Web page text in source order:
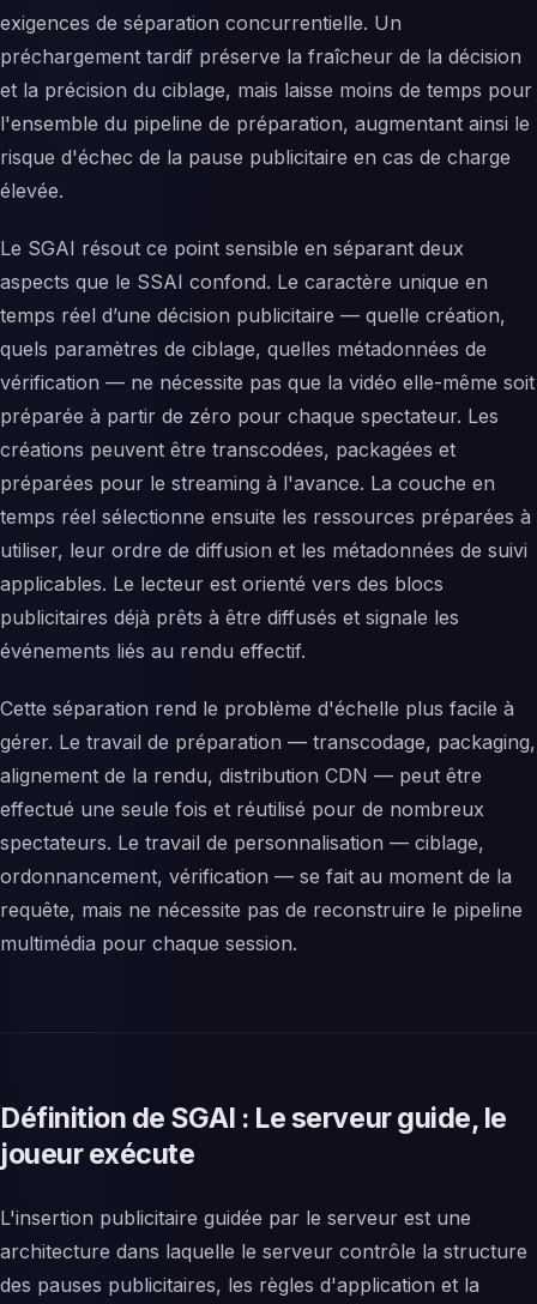
exigences de séparation concurrentielle. Un
préchargement tardif préserve la fraîcheur de la décision
et la précision du ciblage, mais laisse moins de temps pour
l'ensemble du pipeline de préparation, augmentant ainsi le
risque d'échec de la pause publicitaire en cas de charge
élevée.
Le SGAI résout ce point sensible en séparant deux
aspects que le SSAI confond. Le caractère unique en
temps réel d’une décision publicitaire — quelle création,
quels paramètres de ciblage, quelles métadonnées de
vérification — ne nécessite pas que la vidéo elle-même soit
préparée à partir de zéro pour chaque spectateur. Les
créations peuvent être transcodées, packagées et
préparées pour le streaming à l'avance. La couche en
temps réel sélectionne ensuite les ressources préparées à
utiliser, leur ordre de diffusion et les métadonnées de suivi
applicables. Le lecteur est orienté vers des blocs
publicitaires déjà prêts à être diffusés et signale les
événements liés au rendu effectif.
Cette séparation rend le problème d'échelle plus facile à
gérer. Le travail de préparation — transcodage, packaging,
alignement de la rendu, distribution CDN — peut être
effectué une seule fois et réutilisé pour de nombreux
spectateurs. Le travail de personnalisation — ciblage,
ordonnancement, vérification — se fait au moment de la
requête, mais ne nécessite pas de reconstruire le pipeline
multimédia pour chaque session.
Définition de SGAI : Le serveur guide, le
joueur exécute
L'insertion publicitaire guidée par le serveur est une
architecture dans laquelle le serveur contrôle la structure
des pauses publicitaires, les règles d'application et la